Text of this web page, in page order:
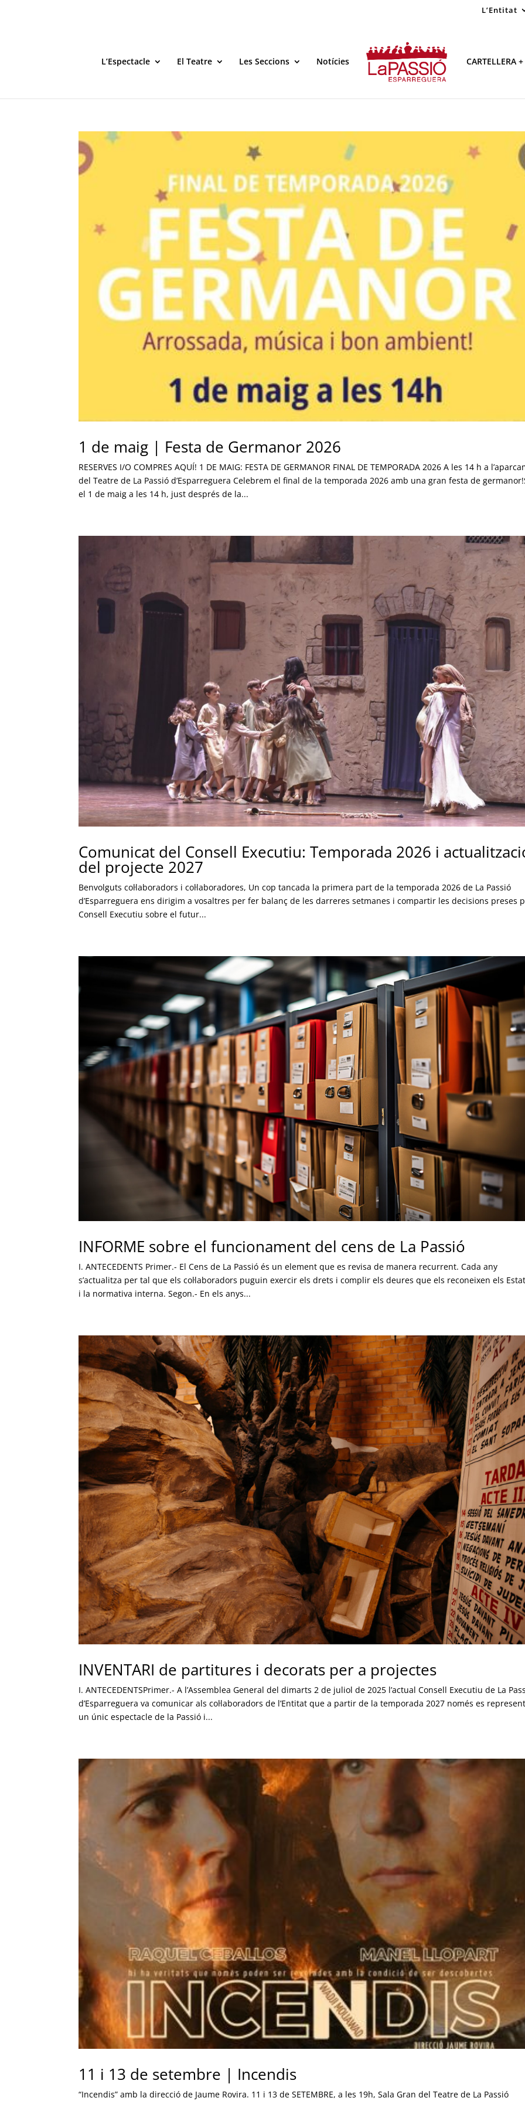
L’Entitat
L’Espectacle El Teatre Les Seccions Notícies CARTELLERA
1 de maig | Festa de Germanor 2026
RESERVES I/O COMPRES AQUÍ! 1 DE MAIG: FESTA DE GERMANOR FINAL DE TEMPORADA 2026 A les 14 h a
del Teatre de La Passió d’Esparreguera Celebrem el final de la temporada 2026 amb una gran festa de
el 1 de maig a les 14 h, just després de la...
Comunicat del Consell Executiu: Temporada 2026 i
del projecte 2027
Benvolguts col·laboradors i col·laboradores, Un cop tancada la primera part de la temporada 2026 de La Passió
d’Esparreguera ens dirigim a vosaltres per fer balanç de les darreres setmanes i compartir les decisions preses
Consell Executiu sobre el futur...
INFORME sobre el funcionament del cens de La Passió
I. ANTECEDENTS Primer.- El Cens de La Passió és un element que es revisa de manera recurrent. Cada any
s’actualitza per tal que els col·laboradors puguin exercir els drets i complir els deures que els reconeixen els
i la normativa interna. Segon.- En els anys...
INVENTARI de partitures i decorats per a projectes
I. ANTECEDENTSPrimer.- A l’Assemblea General del dimarts 2 de juliol de 2025 l’actual Consell Executiu de La
d’Esparreguera va comunicar als col·laboradors de l’Entitat que a partir de la temporada 2027 només es
un únic espectacle de la Passió i...
11 i 13 de setembre | Incendis
“Incendis” amb la direcció de Jaume Rovira. 11 i 13 de SETEMBRE, a les 19h, Sala Gran del Teatre de La Passió